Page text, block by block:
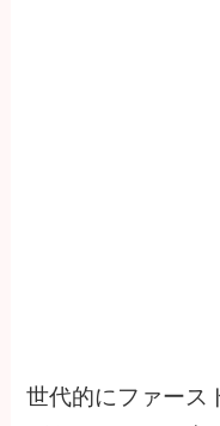
世代的にファース